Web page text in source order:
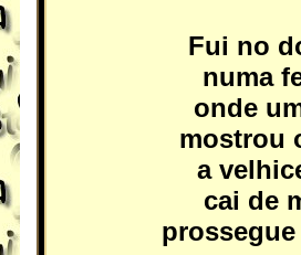
Fui no
numa
onde
mostrou
a
cai de